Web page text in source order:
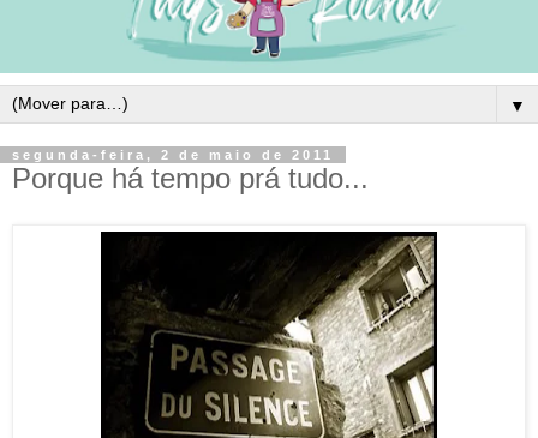
▼
segunda-feira, 2 de maio de 2011
Porque há tempo prá tudo...